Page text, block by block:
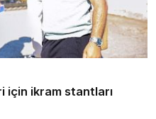
için ikram stantları